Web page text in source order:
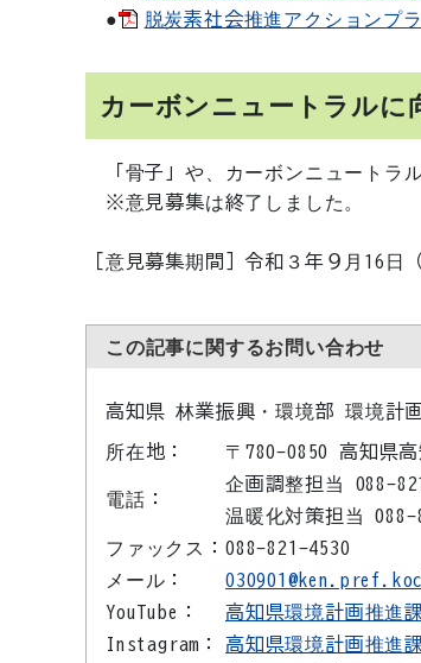
●
脱炭素社会推進アクションプ
カーボンニュートラルに
「骨子」や、カーボンニュートラ
※意見募集は終了しました。
［意見募集期間］令和３年９月16日
この記事に関するお問い合わせ
高知県 林業振興・環境部 環境計
所在地： 〒780-0850 高知県
電話：
企画調整担当 088-
温暖化対策担当 088-
ファックス： 088-821-4530
メール：
YouTube：
高知県環境計画推進課
Instagram：
高知県環境計画推進課